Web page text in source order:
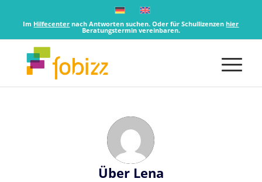
Im Hilfecenter nach Antworten suchen. Oder für Schullizenzenhier
Beratungstermin vereinbaren.
Über Lena